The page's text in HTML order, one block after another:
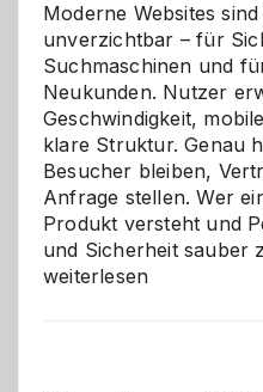
Moderne Websites
unverzichtbar – für
Suchmaschinen und
Neukunden. Nutzer
Geschwindigkeit,
klare Struktur. Genau
Besucher bleiben,
Anfrage stellen. Wer
Produkt versteht und
und Sicherheit sauber
weiterlesen